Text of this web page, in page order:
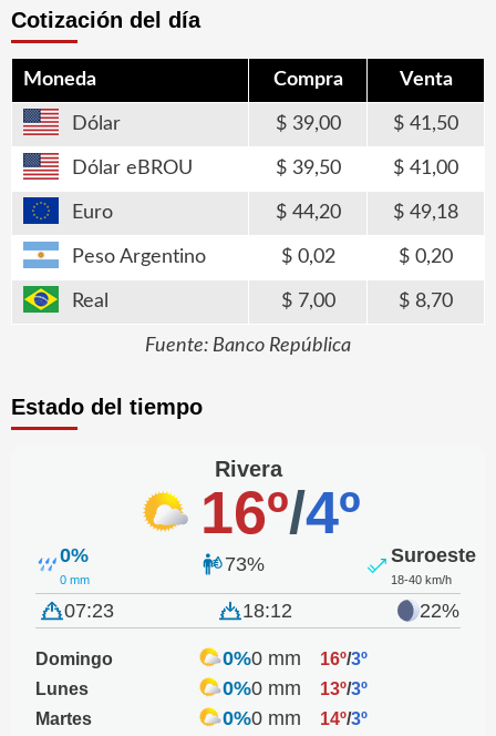
Cotización del día
Moneda Compra Venta
Dólar 39,00 41,50
Dólar eBROU 39,50 41,00
Euro 44,20 49,18
Peso Argentino 0,02 0,20
Real 7,00 8,70
Fuente: Banco República
Estado del tiempo
Rivera
16º/4º
0%
0 mm
73% Suroeste
18-40 km/h
07:23 18:12 22%
Domingo 0%0 mm 16º/3º
Lunes
0%0 mm 13º/3º
Martes
0%0 mm 14º/3º